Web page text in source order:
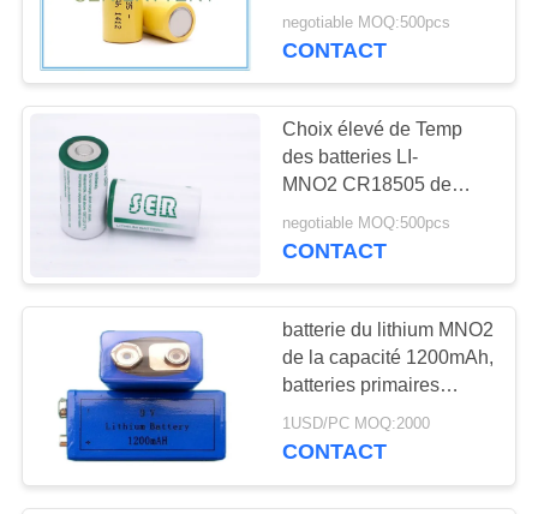
CR14335 3.0V 800mAh
du lithium MNO2
negotiable MOQ:500pcs
CONTACT
Choix élevé de Temp
des batteries LI-
MNO2 CR18505 de
cellules de lithium de
puissance grand pour le
negotiable MOQ:500pcs
CONTACT
batterie du lithium MNO2
de la capacité 1200mAh,
batteries primaires
CR9V de manganèse de
Li MnO2 aa
1USD/PC MOQ:2000
CONTACT